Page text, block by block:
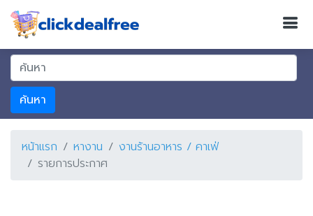
ค้นหา
หน้าแรก หางาน
งานร้านอาหาร / คาเฟ่
รายการประกาศ